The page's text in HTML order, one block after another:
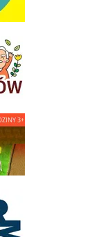
- Wieliczka